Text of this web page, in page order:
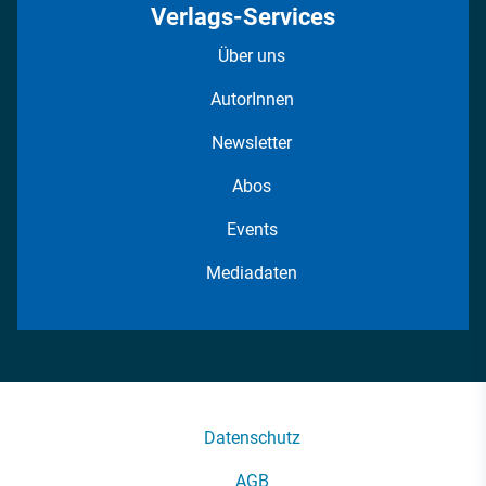
Verlags-Services
Über uns
AutorInnen
Newsletter
Abos
Events
Mediadaten
Datenschutz
AGB